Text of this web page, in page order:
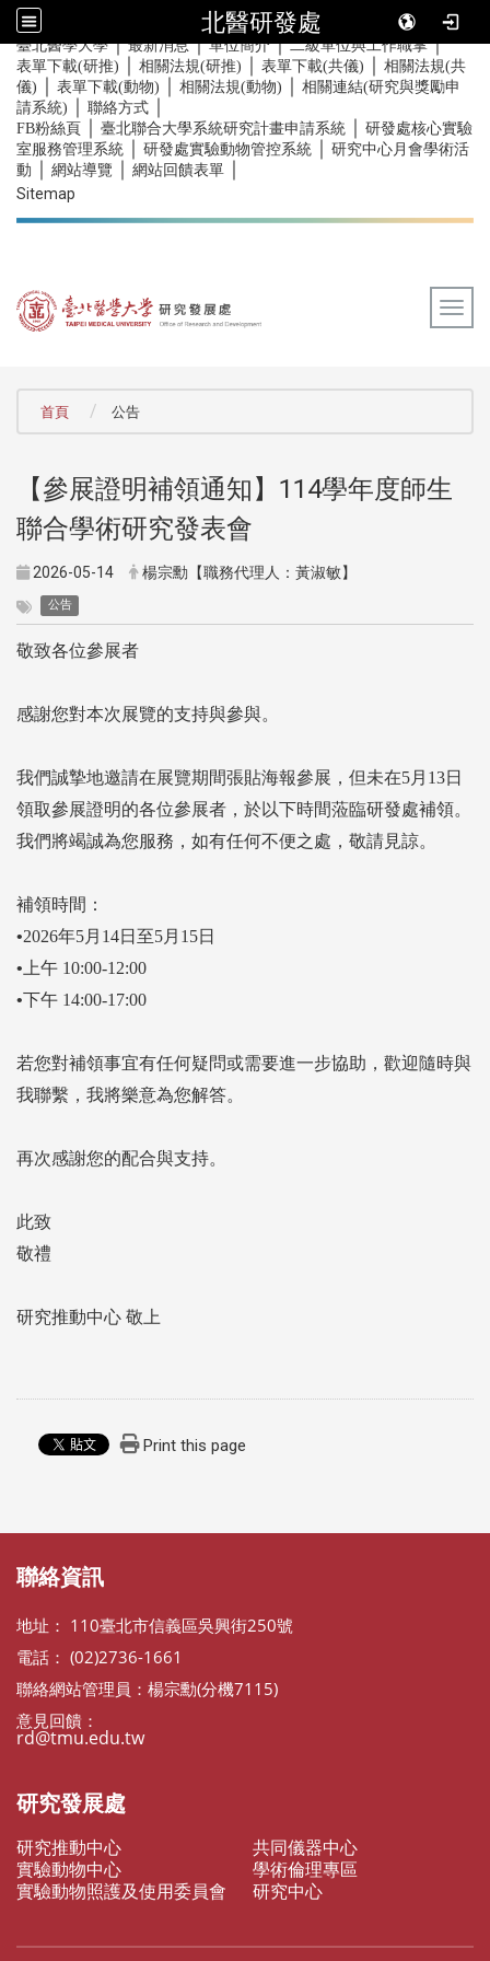
北醫研發處
::: 臺北醫學大學｜最新消息｜單位簡介｜二級單位與工作職掌｜
表單下載(研推) 相關法規(研推) 表單下載(共儀)
相關法規(共
儀)
表單下載(動物) 相關法規(動物)
相關連結(研究與獎勵申
請系統)
聯絡方式
FB粉絲頁 臺北聯合大學系統研究計畫申請系統
研發處核心實驗
室服務管理系統
研發處實驗動物管控系統
研究中心月會學術活
動
網站導覽 網站回饋表單
Sitemap
首頁 公告
【參展證明補領通知】114學年度師生
聯合學術研究發表會
2026-05-14 楊宗勳【職務代理人：黃淑敏】
公告
敬致各位參展者
感謝您對本次展覽的支持與參與。
我們誠摯地邀請在展覽期間張貼海報參展，但未在5月 13日
領取參展證明的各位參展者，於以下時間蒞臨研發處補領。
我們將竭誠為您服務，如有任何不便之處，敬請見諒。
補領時間：
•2026年5月 14日至5月 15日
•上午 10:00-12:00
•下午 14:00-17:00
若您對補領事宜有任何疑問或需要進一步協助，歡迎隨時與
我聯繫，我將樂意為您解答。
再次感謝您的配合與支持。
此致
敬禮
研究推動中心 敬上
Print this page
聯絡資訊
地址： 110臺北市信義區吳興街250號
電話： (02)2736-1661
聯絡網站管理員：楊宗勳(分機7115)
意見回饋：
rd@tmu.edu.tw
研究發展處
研究推動中心
共同儀器中心
實驗動物中心
學術倫理專區
實驗動物照護及使用委員會
研究中心